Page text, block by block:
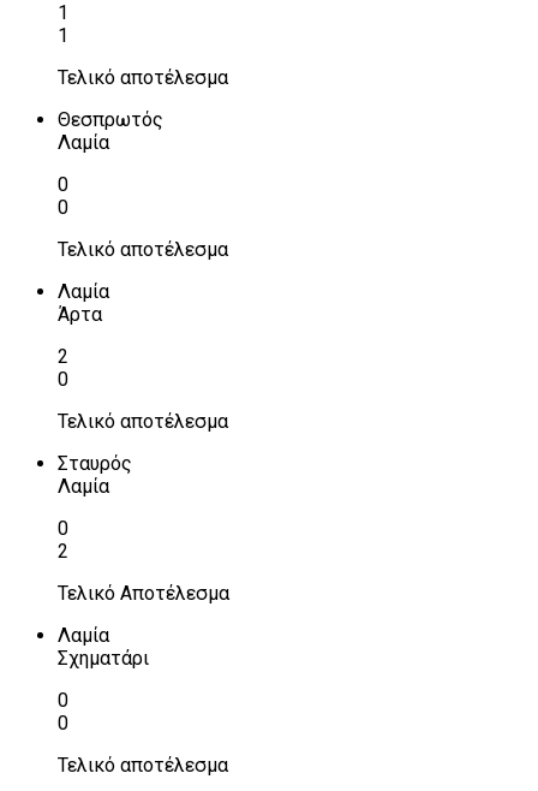
1
1
Τελικό αποτέλεσμα
Θεσπρωτός
Λαμία
0
0
Τελικό αποτέλεσμα
Λαμία
Άρτα
2
0
Τελικό αποτέλεσμα
Σταυρός
Λαμία
0
2
Τελικό Αποτέλεσμα
Λαμία
Σχηματάρι
0
0
Τελικό αποτέλεσμα